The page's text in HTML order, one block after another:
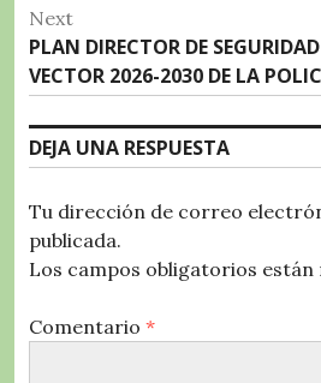
o
k
p m ir
entradas
post:
Next
Next
post:
PLAN DIRECTOR DE
VECTOR 2026-2030 DE LA
DEJA UNA RESPUESTA
Tu dirección de correo
publicada.
Los campos obligatorios
Comentario *